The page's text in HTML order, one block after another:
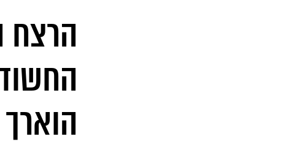
הרצח
הוארך